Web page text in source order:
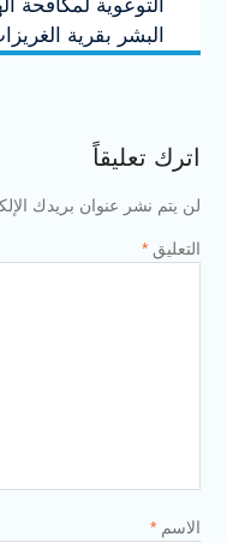
التوعوية لمكافحة
البشر بقرية
اترك تعليقاً
لن يتم نشر عنوان بريدك
التعليق *
الاسم *